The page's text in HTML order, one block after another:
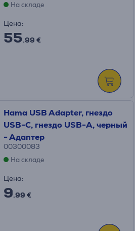
На складе
Цена:
55.99 €
Hama USB Adapter, гнездо
USB-C, гнездо USB-A, черный
- Адаптер
00300083
На складе
Цена:
9.99 €